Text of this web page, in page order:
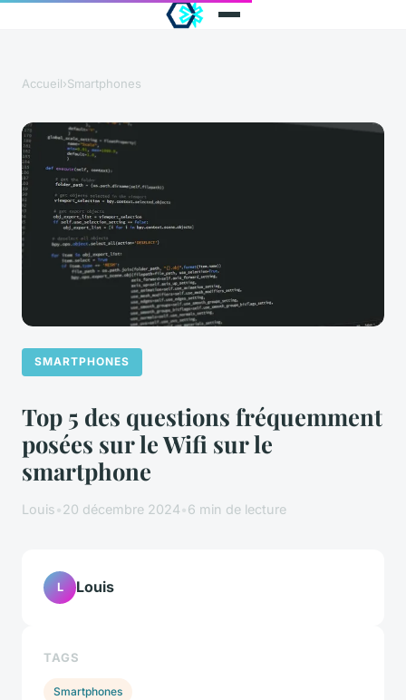
Accueil›Smartphones
SMARTPHONES
Top 5 des questions fréquemment
posées sur le Wifi sur le
smartphone
Louis•20 décembre 2024•6 min de lecture
L Louis
TAGS
Smartphones